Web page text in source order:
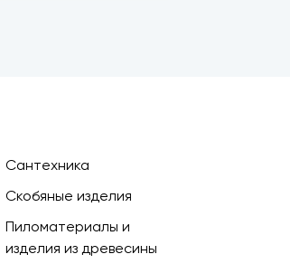
Сантехника
Скобяные изделия
Пиломатериалы и
изделия из древесины